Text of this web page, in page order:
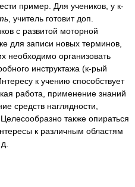
пример. Для учеников, у к-
, учитель готовит доп.
с развитой моторной
для записи новых терминов,
необходимо организовать
инструктажа (к-рый
к учению способствует
работа, применение знаний
средств наглядности,
также опираться
к различным областям